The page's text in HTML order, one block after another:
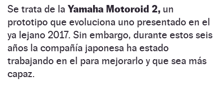
Se trata de la Yamaha Motoroid 2, un
prototipo que evoluciona uno presentado en el
ya lejano 2017. Sin embargo, durante estos seis
años la compañía japonesa ha estado
trabajando en el para mejorarlo y que sea más
capaz.